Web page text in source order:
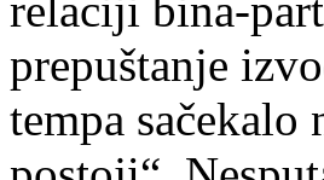
relaciji bina-
prepuštanje
tempa sačekalo